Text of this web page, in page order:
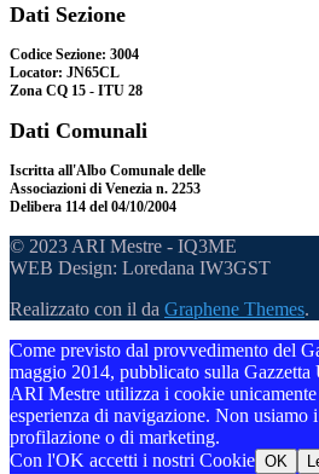
Dati Sezione
Codice Sezione: 3004
Locator: JN65CL
Zona CQ 15 - ITU 28
Dati Comunali
Iscritta all'Albo Comunale delle
Associazioni di Venezia n. 2253
Delibera 114 del 04/10/2004
© 2023 ARI Mestre - IQ3ME
WEB Design: Loredana IW3GST
Realizzato con il da Graphene Themes.
Come previsto dal provvedimento del
maggio 2014, pubblicato sulla
ARI Mestre utilizza i cookie
esperienza di navigazione. Non usiamo
profilazione o di marketing.
Con l'OK accetti i nostri Cookie OK